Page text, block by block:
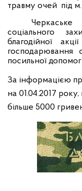
травму очей під
соціального
благодійної акції
господарювання
посильної
За інформацією
на 01.04.2017
більше 5000